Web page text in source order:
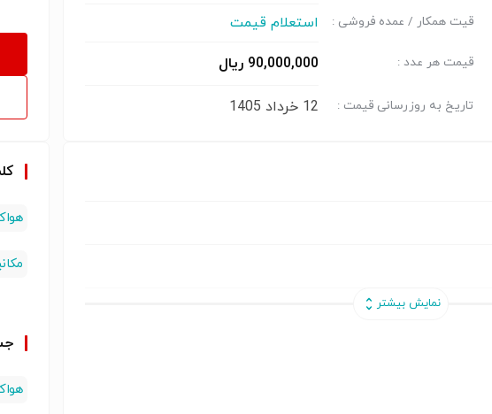
قیت همکار / عمده فروشی : استعلام قیمت
قیمت هر عدد : 90,000,000 ریال
تاریخ به روزرسانی قیمت : 12 خرداد 1405